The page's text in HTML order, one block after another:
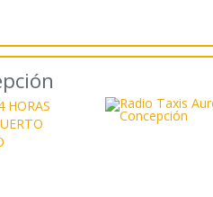
HORAS